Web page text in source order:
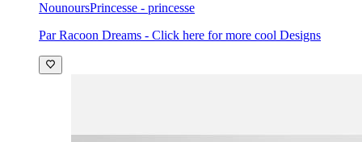
NounoursPrincesse - princesse
Par Racoon Dreams - Click here for more cool Designs